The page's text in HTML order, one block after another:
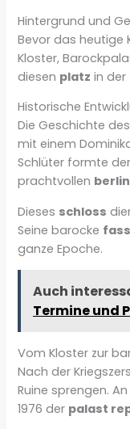
Hintergrund und
Bevor das heutige
Kloster,
diesen platz in der
Historische
Die Geschichte des
mit einem
Schlüter formte
prachtvollen
Dieses schloss
Seine barocke
ganze Epoche.
Auch
Termine und
Vom Kloster zur
Nach der
Ruine sprengen.
1976 der palast